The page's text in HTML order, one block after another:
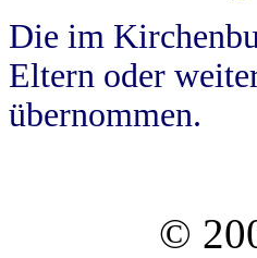
Die im
Eltern oder
übernommen.
©